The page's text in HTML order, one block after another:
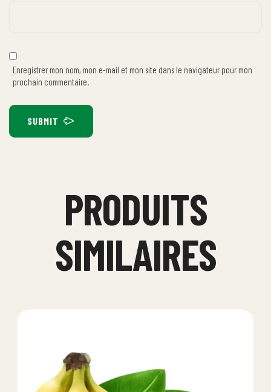
Enregistrer mon nom, mon e-mail et mon site dans le navigateur pour mon
prochain commentaire.
SUBMIT
PRODUITS
SIMILAIRES